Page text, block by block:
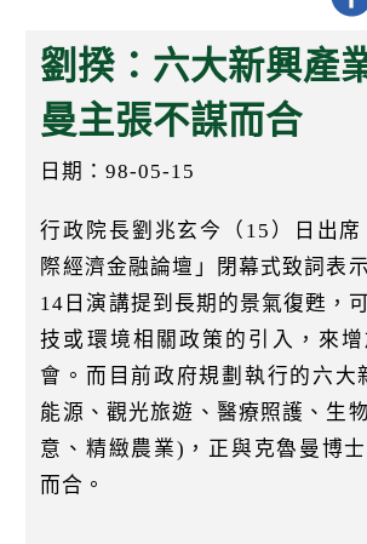
劉揆：六大新興產
曼主張不謀而合
日期：98-05-15
行政院長劉兆玄今（15）日出席
際經濟金融論壇」閉幕式致詞表
14日演講提到長期的景氣復甦，
技或環境相關政策的引入，來
會。而目前政府規劃執行的六大
能源、觀光旅遊、醫療照護、生
意、精緻農業)，正與克魯曼博
而合。